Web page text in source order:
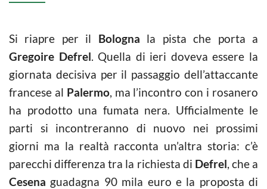
Si riapre per il Bologna la pista che porta a
Gregoire Defrel. Quella di ieri doveva essere la
giornata decisiva per il passaggio dell’attaccante
francese al Palermo, ma l’incontro con i rosanero
ha prodotto una fumata nera. Ufficialmente le
parti si incontreranno di nuovo nei prossimi
giorni ma la realtà racconta un’altra storia: c’è
parecchi differenza tra la richiesta di Defrel, che a
Cesena guadagna 90 mila euro e la proposta di